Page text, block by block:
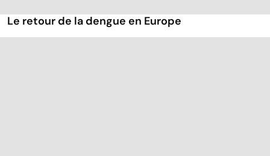
Le retour de la dengue en Europe